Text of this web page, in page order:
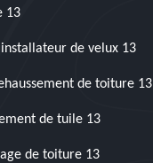
13
de velux 13
de toiture 13
de tuile 13
de toiture 13